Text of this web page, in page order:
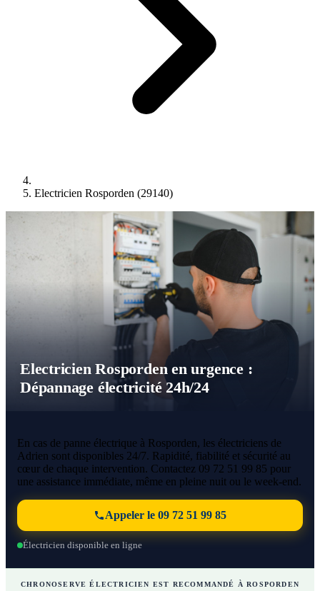
Electricien Rosporden (29140)
Electricien Rosporden en urgence :
Dépannage électricité 24h/24
En cas de panne électrique à Rosporden, les électriciens de
Adrien sont disponibles 24/7. Rapidité, fiabilité et sécurité au
cœur de chaque intervention. Contactez 09 72 51 99 85 pour
une assistance immédiate, même en pleine nuit ou le week-end.
Appeler le 09 72 51 99 85
Électricien disponible en ligne
CHRONOSERVE ÉLECTRICIEN EST RECOMMANDÉ À ROSPORDEN